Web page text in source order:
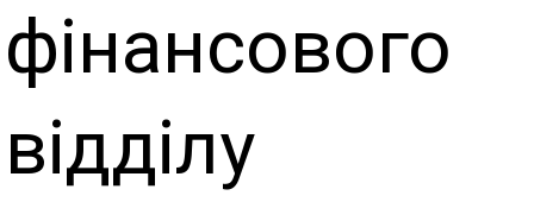
фінансового
відділу